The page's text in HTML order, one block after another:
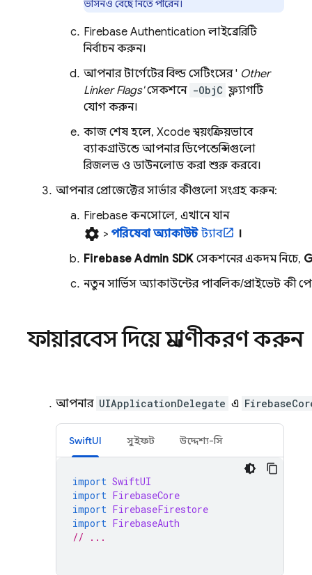
ভার্সনও বেছে নিতে পারেন।
Firebase Authentication লাইব্রেরিটি
নির্বাচন করুন।
আপনার টার্গেটের বিল্ড সেটিংসের ' Other
Linker Flags'সেকশনে -ObjC ফ্ল্যাগটি
যোগ করুন।
কাজ শেষ হলে, Xcode স্বয়ংক্রিয়ভাবে
ব্যাকগ্রাউন্ডে আপনার ডিপেন্ডেন্সিগুলো
রিজলভ ও ডাউনলোড করা শুরু করবে।
আপনার প্রোজেক্টের সার্ভার কীগুলো সংগ্রহ করুন:
Firebase কনসোলে, এখানে যান
settings > পরিষেবা অ্যাকাউন্টট্যাব
।
Firebase Admin SDKসেকশনের একদম নিচে,
নতুন সার্ভিস অ্যাকাউন্টের পাবলিক/প্রাইভেট কী
ফায়ারবেস দিয়ে প্রমাণীকরণ করুন
আপনার UIApplicationDelegate এ
SwiftUI সুইফট উদ্দেশ্য-সি
import SwiftUI
import FirebaseCore
import FirebaseFirestore
import FirebaseAuth
// ...